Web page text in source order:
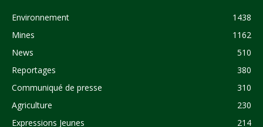
Environnement
1438
Mines
1162
News
510
Reportages
380
Communiqué de presse
310
Agriculture
230
Expressions Jeunes
214